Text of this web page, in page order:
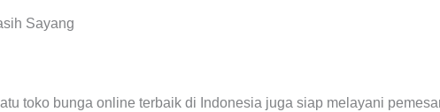
Sayang
toko bunga online terbaik di Indonesia juga siap melayani